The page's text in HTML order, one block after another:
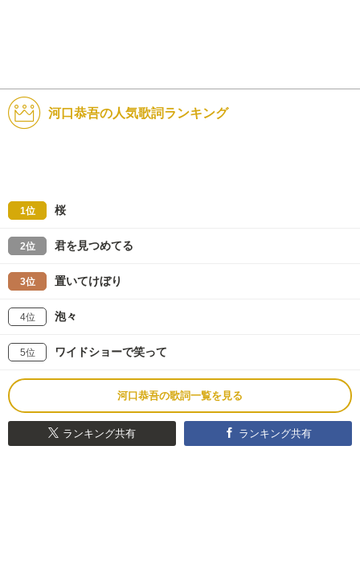
河口恭吾の人気歌詞ランキング
1位 桜
2位 君を見つめてる
3位 置いてけぼり
4位 泡々
5位 ワイドショーで笑って
河口恭吾の歌詞一覧を見る
ランキング共有 ランキング共有